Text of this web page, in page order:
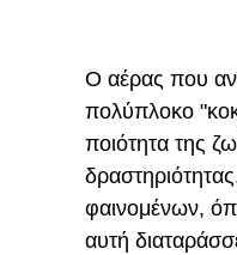
Ο αέρας που
πολύπλοκο
ποιότητα της
φαινομένων,
αυτή